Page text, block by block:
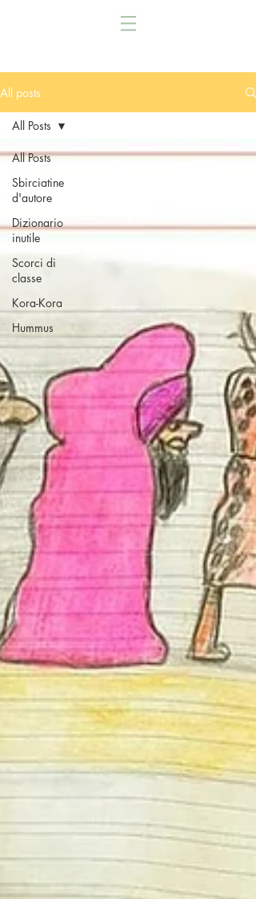
All posts
All Posts
Sbirciatine
d'autore
Dizionario
inutile
Scorci di
classe
Kora-Kora
Hummus
All Posts